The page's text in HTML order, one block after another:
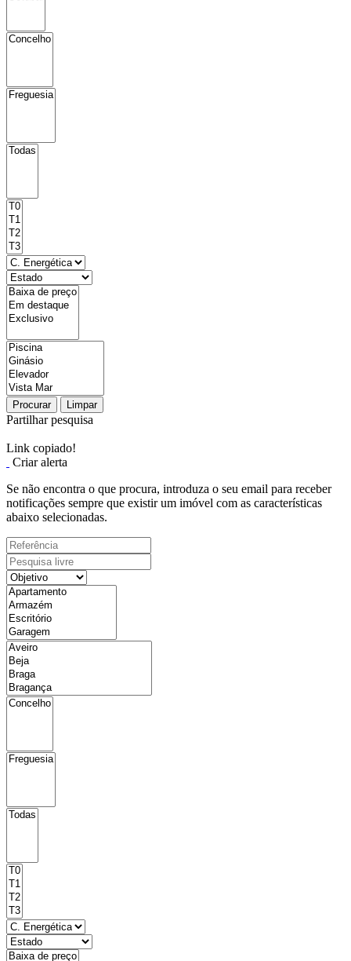
Procurar Limpar
Partilhar pesquisa
Link copiado!
Criar alerta
Se não encontra o que procura, introduza o seu email para receber
notificações sempre que existir um imóvel com as características
abaixo selecionadas.